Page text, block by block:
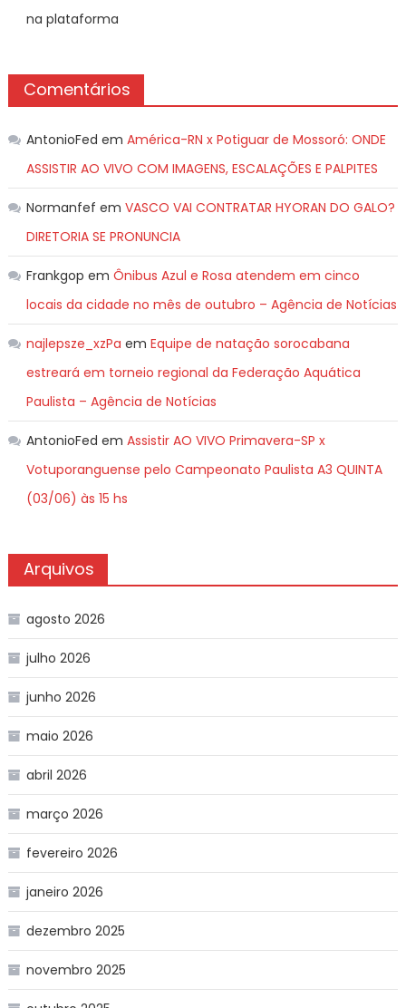
na plataforma
Comentários
AntonioFed em América-RN x Potiguar de Mossoró: ONDE
ASSISTIR AO VIVO COM IMAGENS, ESCALAÇÕES E PALPITES
Normanfef em VASCO VAI CONTRATAR HYORAN DO GALO?
DIRETORIA SE PRONUNCIA
Frankgop em Ônibus Azul e Rosa atendem em cinco
locais da cidade no mês de outubro – Agência de Notícias
najlepsze_xzPa em Equipe de natação sorocabana
estreará em torneio regional da Federação Aquática
Paulista – Agência de Notícias
AntonioFed em Assistir AO VIVO Primavera-SP x
Votuporanguense pelo Campeonato Paulista A3 QUINTA
(03/06) às 15 hs
Arquivos
agosto 2026
julho 2026
junho 2026
maio 2026
abril 2026
março 2026
fevereiro 2026
janeiro 2026
dezembro 2025
novembro 2025